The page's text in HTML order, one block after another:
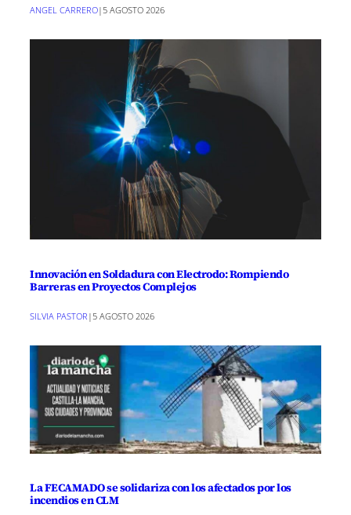
ANGEL CARRERO| 5 AGOSTO 2026
Innovación en Soldadura con Electrodo: Rompiendo
Barreras en Proyectos Complejos
SILVIA PASTOR |5 AGOSTO 2026
La FECAMADO se solidariza con los afectados por los
incendios en CLM